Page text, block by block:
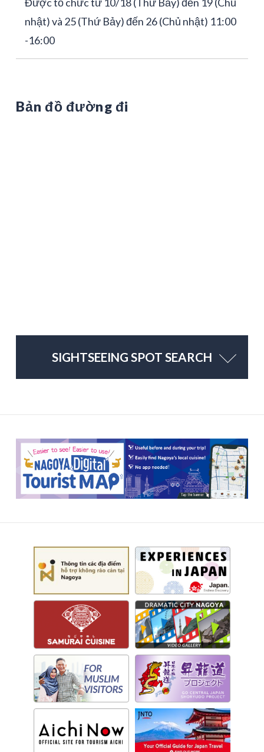
nhật) và 25 (Thứ Bảy) đến 26 (Chủ nhật) 11:00
-16:00
Bản đồ đường đi
SIGHTSEEING SPOT SEARCH